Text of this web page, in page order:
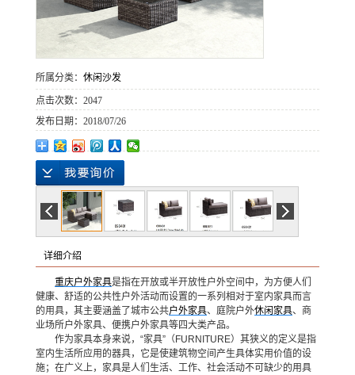
所属分类： 休闲沙发
点击次数： 2047
发布日期： 2018/07/26
详细介绍
重庆户外家具是指在开放或半开放性户外空间中，为方便人们
健康、舒适的公共性户外活动而设置的一系列相对于室内家具而言
的用具，其主要涵盖了城市公共户外家具、庭院户外休闲家具、商
业场所户外家具、便携户外家具等四大类产品。
作为家具本身来说，“家具”（FURNITURE）其狭义的定义是指
室内生活所应用的器具，它是使建筑物空间产生具体实用价值的设
施；在广义上，家具是人们生活、工作、社会活动不可缺少的用具